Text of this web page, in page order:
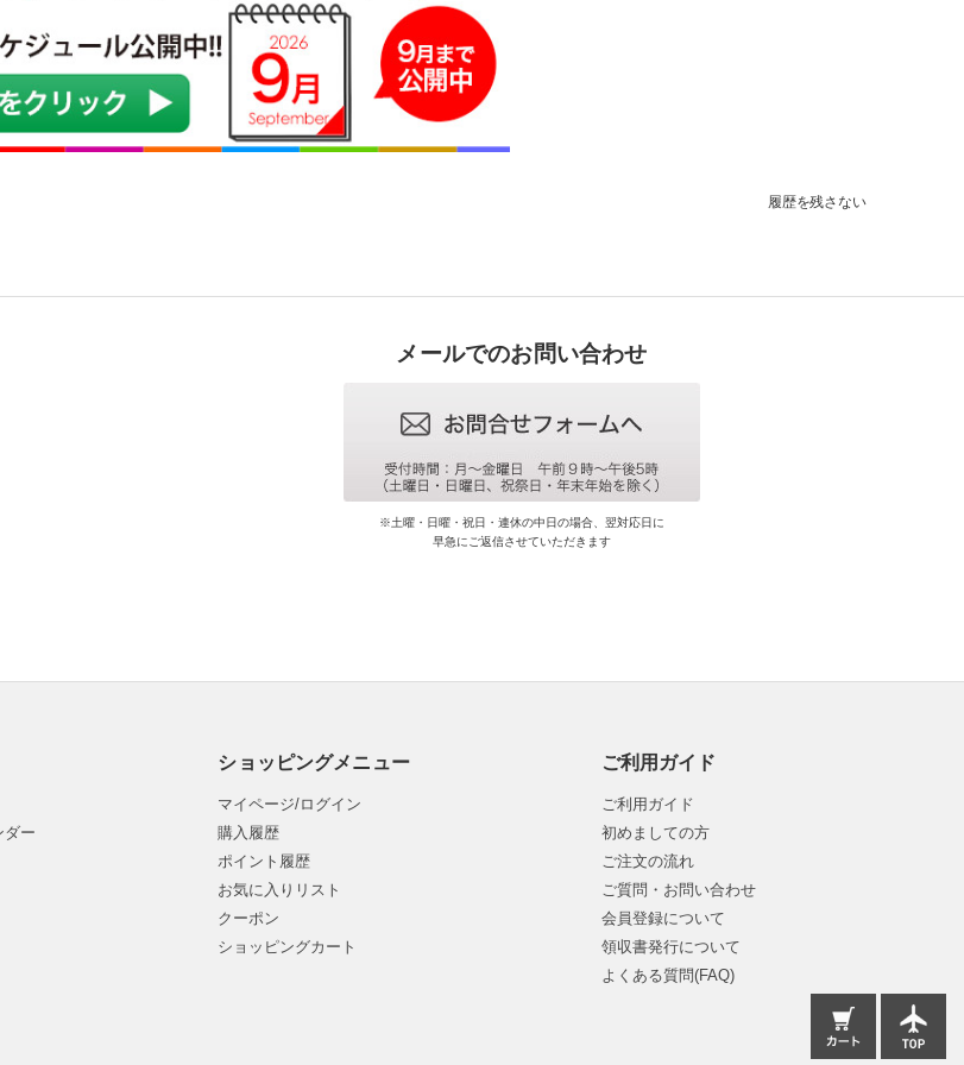
履歴を残さない
メールでのお問い合わせ
※土曜・日曜・祝日・連休の中日の場合、翌対応日に
早急にご返信させていただきます
ダー
ショッピングメニュー
マイページ/ログイン
購入履歴
ポイント履歴
お気に入りリスト
クーポン
ショッピングカート
ご利用ガイド
ご利用ガイド
初めましての方
ご注文の流れ
ご質問・お問い合わせ
会員登録について
領収書発行について
よくある質問(FAQ)